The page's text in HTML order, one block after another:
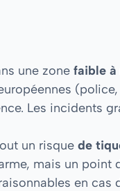
une zone faible
Les incidents
un risque de
mais un
en cas